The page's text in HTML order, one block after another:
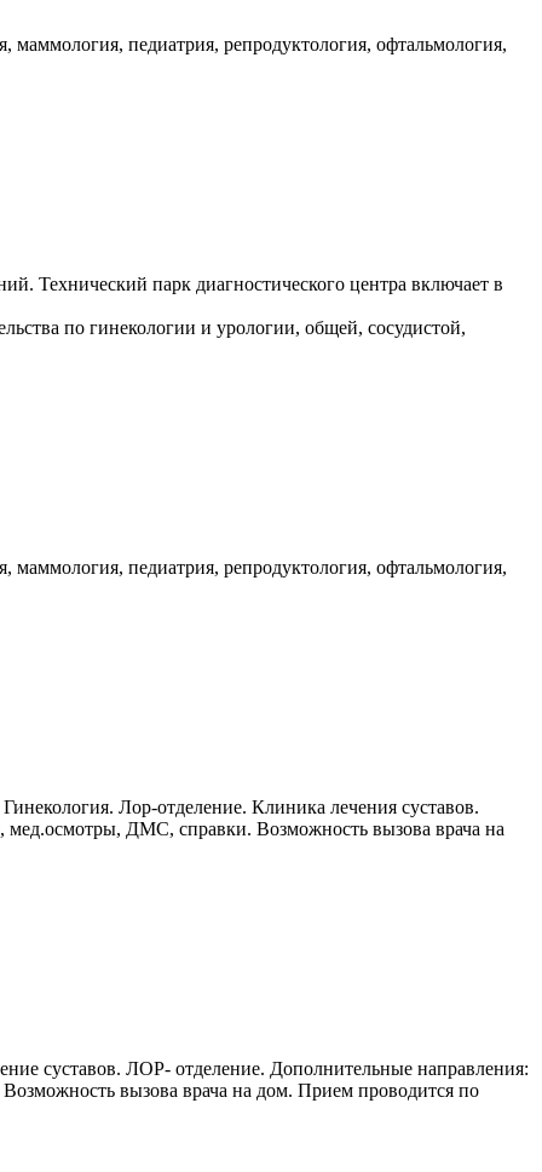
маммология, педиатрия, репродуктология, офтальмология,
Технический парк диагностического центра включает в
по гинекологии и урологии, общей, сосудистой,
маммология, педиатрия, репродуктология, офтальмология,
Лор-отделение. Клиника лечения суставов.
мед.осмотры, ДМС, справки. Возможность вызова врача на
суставов. ЛОР- отделение. Дополнительные направления:
вызова врача на дом. Прием проводится по